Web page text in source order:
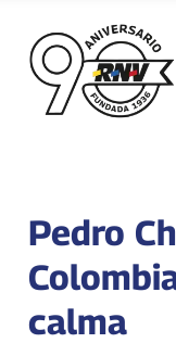
Pedro
calma